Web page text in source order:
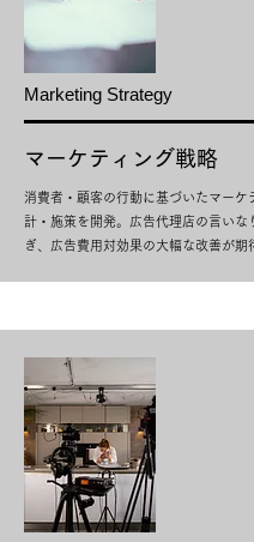
Marketing Strategy
​マーケティング戦略
消費者・顧客の行動に基づいたマーケ
計・施策を開発。広告代理店の言いな
ぎ、広告費用対効果の大幅な改善が期